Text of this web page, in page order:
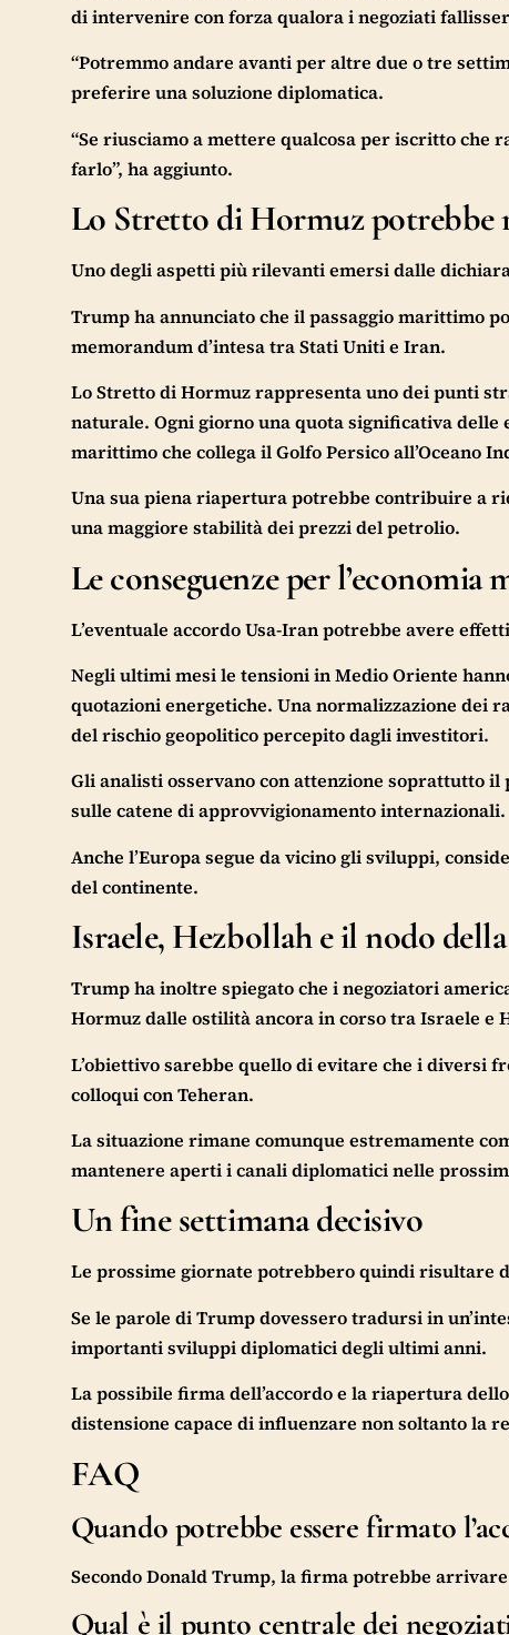
di intervenire con forza qualora i negoziati
“Potremmo andare avanti per altre due o tre
preferire una soluzione diplomatica.
“Se riusciamo a mettere qualcosa per iscritto che
farlo”, ha aggiunto.
Lo Stretto di Hormuz potrebbe
Uno degli aspetti più rilevanti emersi dalle
Trump ha annunciato che il passaggio marittimo
memorandum d’intesa tra Stati Uniti e Iran.
Lo Stretto di Hormuz rappresenta uno dei punti
naturale. Ogni giorno una quota significativa
marittimo che collega il Golfo Persico all’Oceano
Una sua piena riapertura potrebbe contribuire a
una maggiore stabilità dei prezzi del petrolio.
Le conseguenze per l’economia
L’eventuale accordo Usa-Iran potrebbe avere
Negli ultimi mesi le tensioni in Medio Oriente
quotazioni energetiche. Una normalizzazione dei
del rischio geopolitico percepito dagli investitori.
Gli analisti osservano con attenzione soprattutto
sulle catene di approvvigionamento internazionali.
Anche l’Europa segue da vicino gli sviluppi,
del continente.
Israele, Hezbollah e il nodo
Trump ha inoltre spiegato che i negoziatori
Hormuz dalle ostilità ancora in corso tra Israele e
L’obiettivo sarebbe quello di evitare che i diversi
colloqui con Teheran.
La situazione rimane comunque estremamente
mantenere aperti i canali diplomatici nelle
Un fine settimana decisivo
Le prossime giornate potrebbero quindi risultare
Se le parole di Trump dovessero tradursi in
importanti sviluppi diplomatici degli ultimi anni.
La possibile firma dell’accordo e la riapertura
distensione capace di influenzare non soltanto la
FAQ
Quando potrebbe essere firmato
Secondo Donald Trump, la firma potrebbe
Qual è il punto centrale dei